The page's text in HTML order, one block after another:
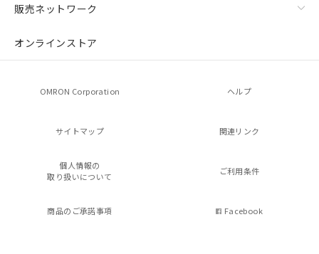
販売ネットワーク
オンラインストア
OMRON Corporation ヘルプ
サイトマップ 関連リンク
個人情報の
取り扱いについて
ご利用条件
商品のご承諾事項 Facebook